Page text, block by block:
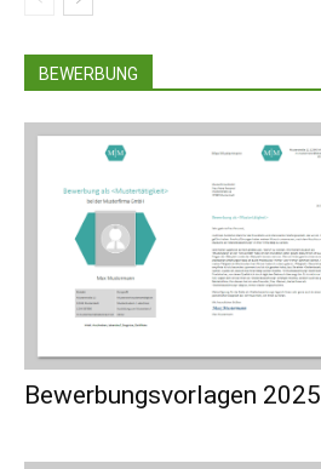
BEWERBUNG
Bewerbungsvorlagen 2025